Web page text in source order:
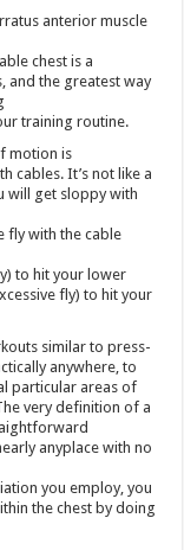
anterior muscle
chest is a
and the greatest way
training routine.
motion is
cables. It’s not like a
will get sloppy with
fly with the cable
to hit your lower
fly) to hit your
similar to press-
anywhere, to
particular areas of
very definition of a
anyplace with no
you employ, you
the chest by doing